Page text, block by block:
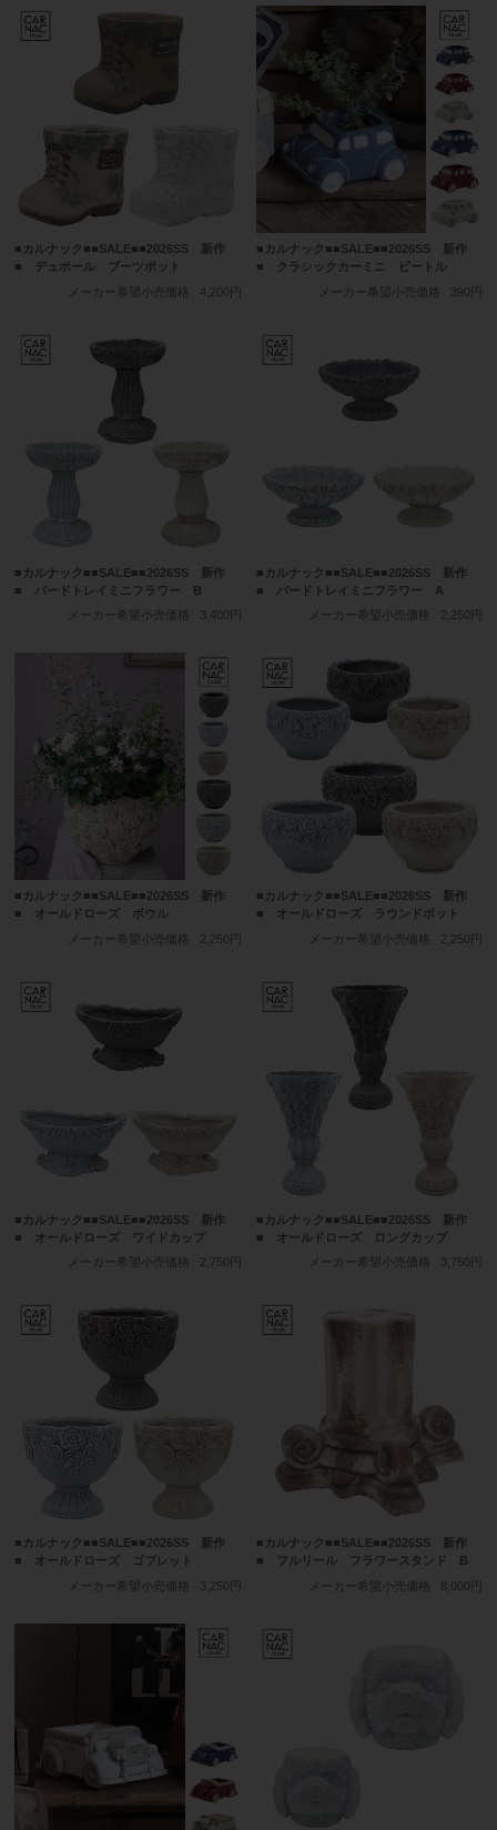
■カルナック■■SALE■■2026SS 新作
■ デュポール ブーツポット
メーカー希望小売価格
4,200円
■カルナック■■SALE■■2026SS 新作
■ クラシックカーミニ ビートル
メーカー希望小売価格
390円
■カルナック■■SALE■■2026SS 新作
■ バードトレイミニフラワー B
メーカー希望小売価格
3,400円
■カルナック■■SALE■■2026SS 新作
■ バードトレイミニフラワー A
メーカー希望小売価格
2,250円
■カルナック■■SALE■■2026SS 新作
■ オールドローズ ボウル
メーカー希望小売価格
2,250円
■カルナック■■SALE■■2026SS 新作
■ オールドローズ ラウンドポット
メーカー希望小売価格
2,250円
■カルナック■■SALE■■2026SS 新作
■ オールドローズ ワイドカップ
メーカー希望小売価格
2,750円
■カルナック■■SALE■■2026SS 新作
■ オールドローズ ロングカップ
メーカー希望小売価格
3,750円
■カルナック■■SALE■■2026SS 新作
■ オールドローズ ゴブレット
メーカー希望小売価格
3,250円
■カルナック■■SALE■■2026SS 新作
■ フルリール フラワースタンド B
メーカー希望小売価格
8,000円